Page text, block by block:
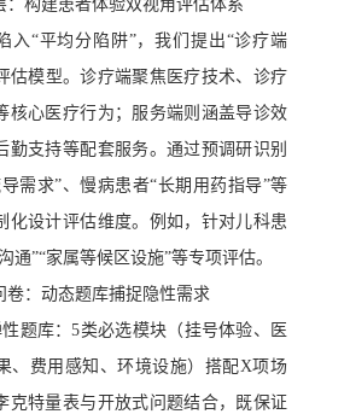
：构建患者体验双视角评估体系
入“平均分陷阱”，我们提出“诊疗端
估模型。诊疗端聚焦医疗技术、诊疗
核心医疗行为；服务端则涵盖导诊效
勤支持等配套服务。通过预调研识别
需求”、慢病患者“长期用药指导”等
化设计评估维度。例如，针对儿科患
通”“家属等候区设施”等专项评估。
卷：动态题库捕捉隐性需求
性题库：5类必选模块（挂号体验、医
、费用感知、环境设施）搭配X项场
克特量表与开放式问题结合，既保证